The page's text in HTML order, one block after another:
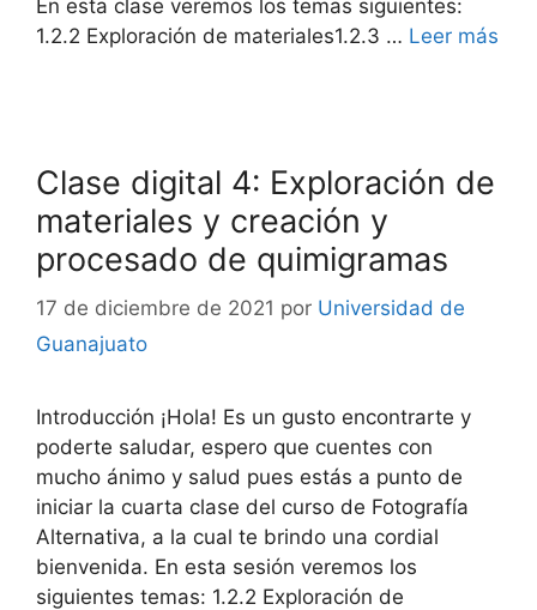
En esta clase veremos los temas siguientes:
1.2.2 Exploración de materiales1.2.3 … Leer más
Clase digital 4: Exploración de
materiales y creación y
procesado de quimigramas
17 de diciembre de 2021 por Universidad de
Guanajuato
Introducción ¡Hola! Es un gusto encontrarte y
poderte saludar, espero que cuentes con
mucho ánimo y salud pues estás a punto de
iniciar la cuarta clase del curso de Fotografía
Alternativa, a la cual te brindo una cordial
bienvenida. En esta sesión veremos los
siguientes temas: 1.2.2 Exploración de